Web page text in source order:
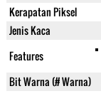
Kerapatan Piksel
Jenis Kaca
Features
Bit Warna (# Warna)